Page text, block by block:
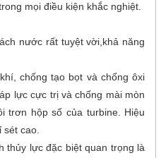
mọi điều kiện khắc nghiệt.
nước rất tuyệt vời,khả năng
chống tạo bọt và chống ôxi
lực cực trị và chống mài mòn
trơn hộp số của turbine. Hiệu
sét cao.
thủy lực đặc biệt quan trọng là